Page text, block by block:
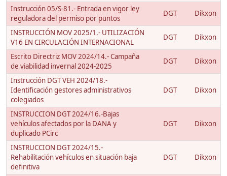
Instrucción 05/S-81.- Entrada en vigor ley
reguladora del permiso por puntos
DGT Dikxon
INSTRUCCIÓN MOV 2025/1.- UTILIZACIÓN
V16 EN CIRCULACIÓN INTERNACIONAL
DGT Dikxon
Escrito Directriz MOV 2024/14.- Campaña
de viabilidad invernal 2024-2025
DGT Dikxon
Instrucción DGT VEH 2024/18.-
Identificación gestores administrativos
colegiados
DGT Dikxon
INSTRUCCION DGT 2024/16.-Bajas
vehículos afectados por la DANA y
duplicado PCirc
DGT Dikxon
INSTRUCCION DGT 2024/15.-
Rehabilitación vehículos en situación baja
definitiva
DGT Dikxon